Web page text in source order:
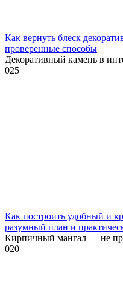
Как вернуть блеск
проверенные способы
Декоративный камень в
025
Как построить удобный и
разумный план и
Кирпичный мангал — не
020